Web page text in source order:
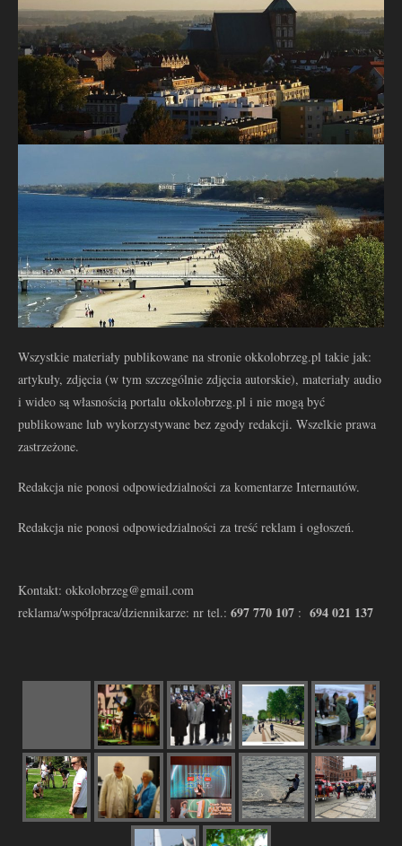
Wszystkie materiały publikowane na stronie okkolobrzeg.pl takie jak:
artykuły, zdjęcia (w tym szczególnie zdjęcia autorskie), materiały audio
i wideo są własnością portalu okkolobrzeg.pl i nie mogą być
publikowane lub wykorzystywane bez zgody redakcji. Wszelkie prawa
zastrzeżone.
Redakcja nie ponosi odpowiedzialności za komentarze Internautów.
Redakcja nie ponosi odpowiedzialności za treść reklam i ogłoszeń.
Kontakt: okkolobrzeg@gmail.com
reklama/współpraca/dziennikarze: nr tel.: 697 770 107 : 694 021 137